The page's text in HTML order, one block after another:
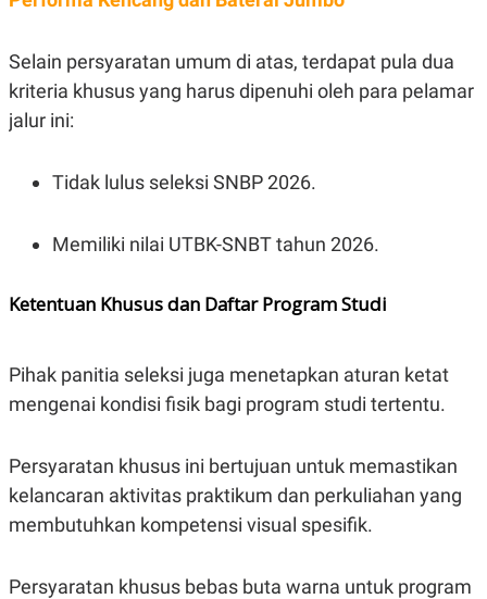
Selain persyaratan umum di atas, terdapat pula dua
kriteria khusus yang harus dipenuhi oleh para pelamar
jalur ini:
Tidak lulus seleksi SNBP 2026.
Memiliki nilai UTBK-SNBT tahun 2026.
Ketentuan Khusus dan Daftar Program Studi
Pihak panitia seleksi juga menetapkan aturan ketat
mengenai kondisi fisik bagi program studi tertentu.
Persyaratan khusus ini bertujuan untuk memastikan
kelancaran aktivitas praktikum dan perkuliahan yang
membutuhkan kompetensi visual spesifik.
Persyaratan khusus bebas buta warna untuk program